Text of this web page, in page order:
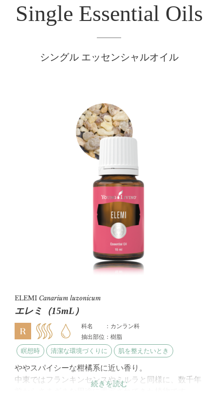
Single Essential Oils
シングル エッセンシャルオイル
ELEMI Canarium luzonicum
エレミ（15mL）
科名 ：カンラン科
抽出部位：樹脂
瞑想時 清潔な環境づくりに 肌を整えたいとき
ややスパイシーな柑橘系に近い香り。
中東ではフランキンセンスやミルラと同様に、数千年